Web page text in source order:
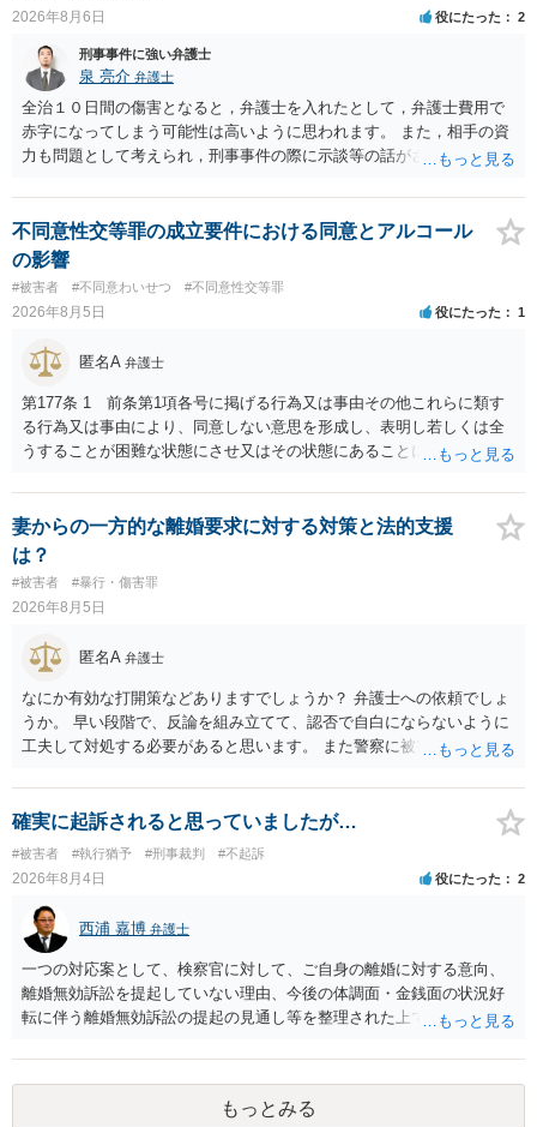
2026年8月6日 役にたった 2
刑事事件に強い弁護士
泉 亮介 弁護士
全治１０日間の傷害となると，弁護士を入れたとして，弁護士費用で
赤字になってしまう可能性は高いように思われます。 また，相手の資
力も問題として考えられ，刑事事件の際に示談等の話がされなかった
う。
不同意性交等罪の成立要件における同意とアルコール
の影響
#被害者 #不同意わいせつ #不同意性交等罪
2026年8月5日 役にたった 1
匿名A 弁護士
第177条 1 前条第1項各号に掲げる行為又は事由その他これらに類す
る行為又は事由により、同意しない意思を形成し、表明し若しくは全
うすることが困難な状態にさせ又はその状態にあることに乗じて、性
く。）若しくは物を挿入する行為であってわいせつなもの（以下この
条及び第179条第2項において「性交等」という。）をした者は、婚姻
関係の有無にかかわらず、5年以上の有期拘禁刑に処する。 第176条 1
次に掲げる行為又は事由その他これらに類する行為又は事由により、
同意しない意思を形成し、表明し若しくは全うすることが困難な状態
にさせ又はその状態にあることに乗じて、わいせつな行為をした者
は、婚姻関係の有無にかかわらず、6月以上10年以下の拘禁刑に処す
る。 ③アルコール若しくは薬物を摂取させること又はそれらの影響が
あること。 以上の通りですから、アルコール摂取だけでなく、「同意
しない意思を形成し、表明し若しくは全うすることが困難な状態」で
あることが必要です。
妻からの一方的な離婚要求に対する対策と法的支援
は？
#被害者 #暴行・傷害罪
2026年8月5日
匿名A 弁護士
なにか有効な打開策などありますでしょうか？ 弁護士への依頼でしょ
うか。 早い段階で、反論を組み立てて、認否で自白にならないように
工夫して対処する必要があると思います。 また警察に被害届を出すと
告訴状を作って証拠をそろえて出すことでしょう。
確実に起訴されると思っていましたが…
#被害者 #執行猶予 #刑事裁判 #不起訴
2026年8月4日 役にたった 2
西浦 嘉博 弁護士
一つの対応案として、検察官に対して、ご自身の離婚に対する意向、
離婚無効訴訟を提起していない理由、今後の体調面・金銭面の状況好
転に伴う離婚無効訴訟の提起の見通し等を整理された上で、書面とし
検察官の処分判断の際、相談者さんの意向を示す証拠の一つとして位
置づけられる様に思われます。 より詳細についてお聞きになりたい場
合、最寄りの法律事務所での相談を検討ください
もっとみる